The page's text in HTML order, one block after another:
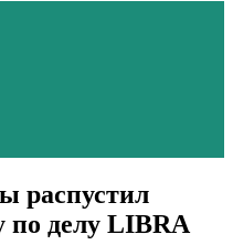
распустил
по делу LIBRA